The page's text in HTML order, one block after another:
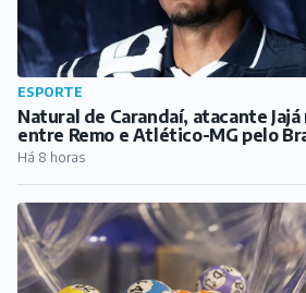
ESPORTE
Natural de Carandaí, atacante Jajá
entre Remo e Atlético-MG pelo
Há 8 horas